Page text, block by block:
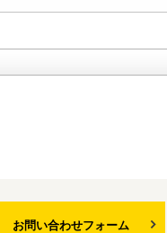
お問い合わせフォーム